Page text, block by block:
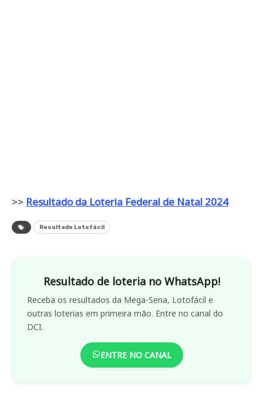
>> Resultado da Loteria Federal de Natal 2024
Resultado Lotofácil
Resultado de loteria no WhatsApp!
Receba os resultados da Mega-Sena, Lotofácil e
outras loterias em primeira mão. Entre no canal do
DCI.
ENTRE NO CANAL